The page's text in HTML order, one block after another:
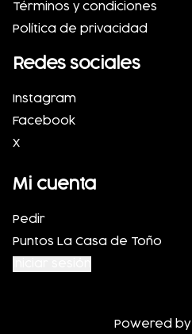
Términos y condiciones
Política de privacidad
Redes sociales
Instagram
Facebook
X
Mi cuenta
Pedir
Puntos La Casa de Toño
Powered by